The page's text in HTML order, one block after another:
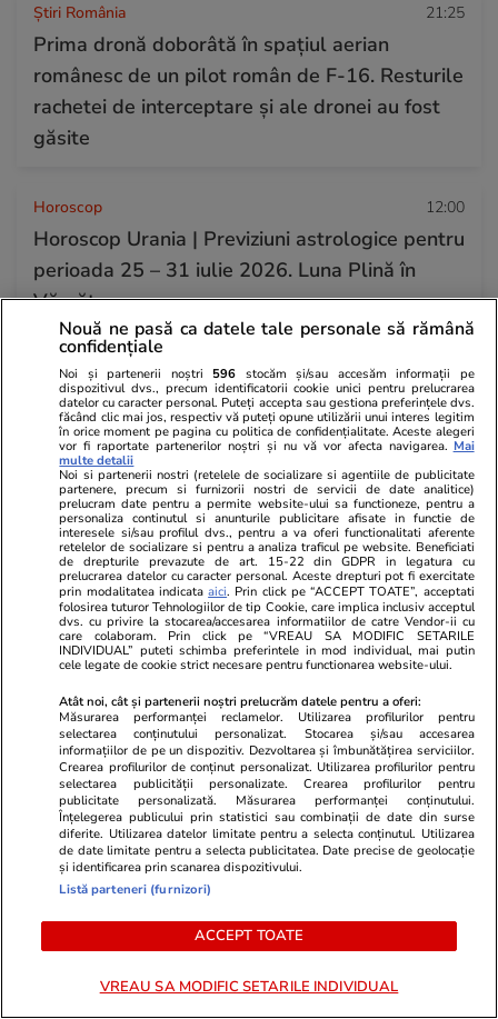
Știri România 21:25
Prima dronă doborâtă în spațiul aerian
românesc de un pilot român de F-16. Resturile
rachetei de interceptare și ale dronei au fost
găsite
Horoscop 12:00
Horoscop Urania | Previziuni astrologice pentru
perioada 25 – 31 iulie 2026. Luna Plină în
Vărsător
Știri România 13:23
Procurorii DNA ar fi găsit 500.000 de euro
cash acasă la directorul general al Uzinei
Mecanice Plopeni, precum și două ceasuri
Patek Philippe și Rolex
Politică 12:58
SURSE Război politic total. PNL pregătește
trimiterea acasă a garniturilor doi și trei din
instituțiile statului și deconcentratele ocupate
de oamenii PSD
Nouă ne pasă ca datele tale personale să rămână
confidențiale
Noi și partenerii noștri 596 stocăm și/sau accesăm informații pe
dispozitivul dvs., precum identificatorii cookie unici pentru prelucrarea
datelor cu caracter personal. Puteți accepta sau gestiona preferințele dvs.
făcând clic mai jos, respectiv vă puteți opune utilizării unui interes legitim
în orice moment pe pagina cu politica de confidențialitate. Aceste alegeri
vor fi raportate partenerilor noștri și nu vă vor afecta navigarea. Mai
multe detalii
Noi si partenerii nostri (retelele de socializare si agentiile de publicitate
partenere, precum si furnizorii nostri de servicii de date analitice)
prelucram date pentru a permite website-ului sa functioneze, pentru a
personaliza continutul si anunturile publicitare afisate in functie de
interesele si/sau profilul dvs., pentru a va oferi functionalitati aferente
retelelor de socializare si pentru a analiza traficul pe website. Beneficiati
de drepturile prevazute de art. 15-22 din GDPR in legatura cu
prelucrarea datelor cu caracter personal. Aceste drepturi pot fi exercitate
prin modalitatea indicataaici. Prin click pe “ACCEPT TOATE”, acceptati
folosirea tuturor Tehnologiilor de tip Cookie, care implica inclusiv acceptul
dvs. cu privire la stocarea/accesarea informatiilor de catre Vendor-ii cu
care colaboram. Prin click pe “VREAU SA MODIFIC SETARILE
INDIVIDUAL” puteti schimba preferintele in mod individual, mai putin
cele legate de cookie strict necesare pentru functionarea website-ului.
Atât noi, cât și partenerii noștri prelucrăm datele pentru a oferi:
Măsurarea performanței reclamelor. Utilizarea profilurilor pentru
selectarea conținutului personalizat. Stocarea și/sau accesarea
informațiilor de pe un dispozitiv. Dezvoltarea și îmbunătățirea serviciilor.
Crearea profilurilor de conținut personalizat. Utilizarea profilurilor pentru
selectarea publicității personalizate. Crearea profilurilor pentru
publicitate personalizată. Măsurarea performanței conținutului.
Înțelegerea publicului prin statistici sau combinații de date din surse
diferite. Utilizarea datelor limitate pentru a selecta conținutul. Utilizarea
de date limitate pentru a selecta publicitatea. Date precise de geolocație
și identificarea prin scanarea dispozitivului.
Listă parteneri (furnizori)
ACCEPT TOATE
VREAU SA MODIFIC SETARILE INDIVIDUAL